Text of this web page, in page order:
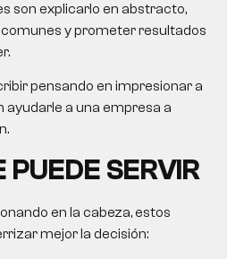
son explicarlo en abstracto,
y prometer resultados
pensando en impresionar a
a una empresa a
SERVIR
en la cabeza, estos
mejor la decisión: